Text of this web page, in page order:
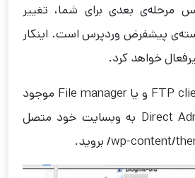
مرحله‌ی بعدی برای شما، تغییر
پیشفرض وردپرس است. اینکار
خواهد کرد.
ابتدا باید از طریق FTP client و یا File manager موجود
در cPanel و یا Direct Admin به وبسایت خود متصل